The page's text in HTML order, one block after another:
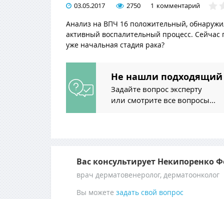
03.05.2017 2750 1 комментарий
Анализ на ВПЧ 16 положительный,
активный воспалительный процесс. Сейчас
уже начальная стадия рака?
Не нашли подходящий
Задайте вопрос эксперту
или смотрите все вопросы...
Вас консультирует Некипоренко
врач дерматовенеролог, дерматоонколог
Вы можете задать свой вопрос
НЕСТАНДАРТНАЯ МЕДИЦИНА